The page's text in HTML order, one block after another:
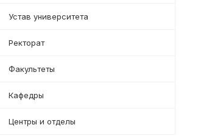
Устав университета
Ректорат
Факультеты
Кафедры
Центры и отделы